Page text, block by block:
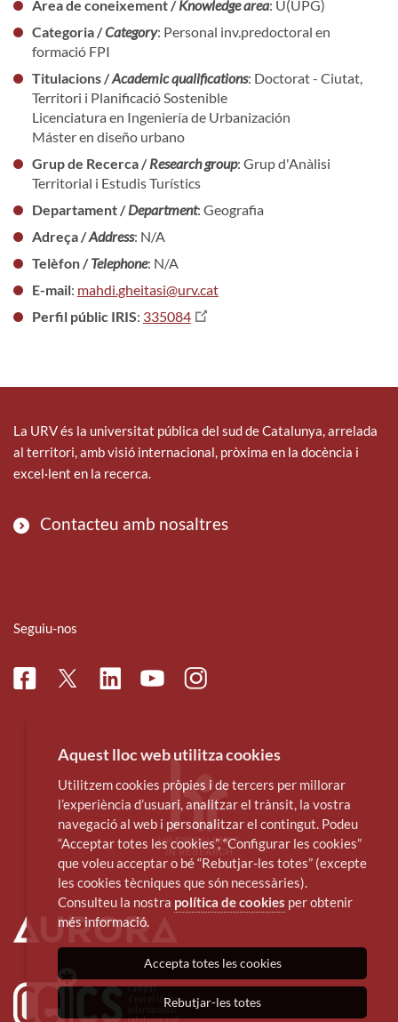
Àrea de coneixement /Knowledge area: U(UPG)
Categoria /Category: Personal inv.predoctoral en
formació FPI
Titulacions /Academic qualifications: Doctorat - Ciutat,
Territori i Planificació Sostenible
Licenciatura en Ingeniería de Urbanización
Máster en diseño urbano
Grup de Recerca /Research group: Grup d'Anàlisi
Territorial i Estudis Turístics
Departament /Department: Geografia
Adreça /Address: N/A
Telèfon /Telephone: N/A
E-mail: mahdi.gheitasi@urv.cat
Perfil públic IRIS: 335084
La URV és la universitat pública del sud de Catalunya, arrelada
al territori, amb visió internacional, pròxima en la docència i
excel·lent en la recerca.
Contacteu amb nosaltres
Seguiu-nos
FacebookTwitterLinkedinYoutubeInstagram
Aquest lloc web utilitza cookies
Utilitzem cookies pròpies i de tercers per millorar
l’experiència d’usuari, analitzar el trànsit, la vostra
navegació al web i personalitzar el contingut. Podeu
“Acceptar totes les cookies”, “Configurar les cookies”
que voleu acceptar o bé “Rebutjar-les totes” (excepte
les cookies tècniques que són necessàries).
Consulteu la nostra política de cookies per obtenir
més informació.
Accepta totes les cookies
Rebutjar-les totes